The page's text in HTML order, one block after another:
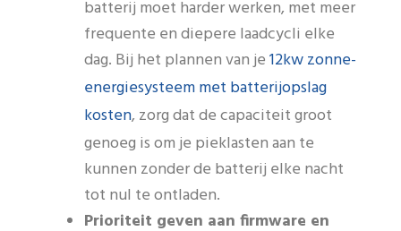
batterij moet harder werken, met meer
frequente en diepere laadcycli elke
dag. Bij het plannen van je12kw zonne-
energiesysteem met batterijopslag
kosten, zorg dat de capaciteit groot
genoeg is om je pieklasten aan te
kunnen zonder de batterij elke nacht
tot nul te ontladen.
Prioriteit geven aan firmware en